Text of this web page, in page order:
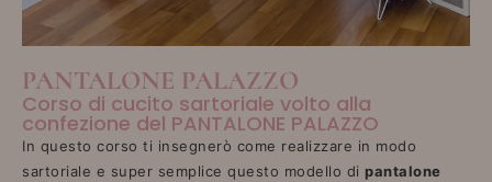
PANTALONE PALAZZO
Corso di cucito sartoriale volto alla
confezione del PANTALONE PALAZZO
In questo corso ti insegnerò come realizzare in modo
sartoriale e super semplice questo modello di pantalone